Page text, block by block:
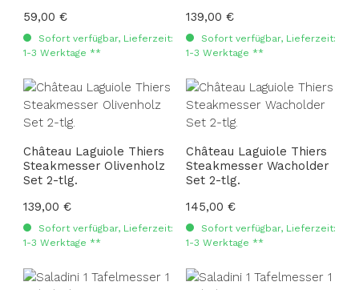
Regulärer Preis:
59,00 €
Sofort verfügbar, Lieferzeit:
1-3 Werktage **
Regulärer Preis:
139,00 €
Sofort verfügbar, Lieferzeit:
1-3 Werktage **
Château Laguiole Thiers
Steakmesser Olivenholz
Set 2-tlg.
Regulärer Preis:
139,00 €
Sofort verfügbar, Lieferzeit:
1-3 Werktage **
Château Laguiole Thiers
Steakmesser Wacholder
Set 2-tlg.
Regulärer Preis:
145,00 €
Sofort verfügbar, Lieferzeit:
1-3 Werktage **